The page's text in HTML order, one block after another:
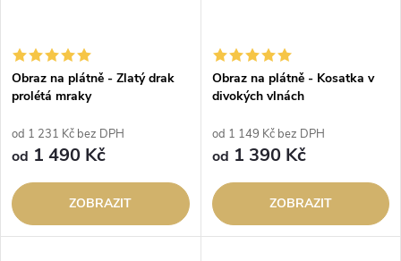
Obraz na plátně - Zlatý drak
prolétá mraky
od 1 231 Kč bez DPH
od 1 490 Kč
ZOBRAZIT
Obraz na plátně - Kosatka v
divokých vlnách
od 1 149 Kč bez DPH
od 1 390 Kč
ZOBRAZIT